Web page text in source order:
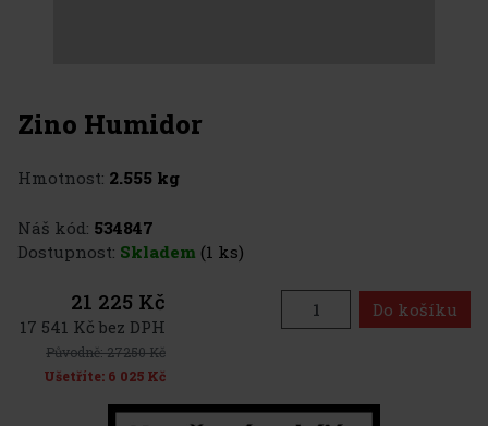
Zino Humidor
Hmotnost: 2.555 kg
Náš kód: 534847
Dostupnost: Skladem (1 ks)
21 225 Kč
17 541 Kč bez DPH
Původně:27250 Kč
Ušetříte: 6 025 Kč
Do košíku